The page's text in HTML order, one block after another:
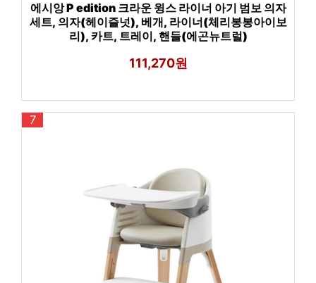
에시앙 P edition 크라운 윙스 라이너 아기 범보 의자
세트, 의자(헤이즐넛), 베개, 라이너(체리봉봉아이보
리), 카트, 트레이, 핸들(에곤뉴트럴)
111,270원
7